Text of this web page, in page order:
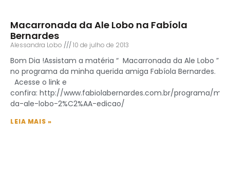
Macarronada da Ale Lobo na Fabíola
Bernardes
Alessandra Lobo 10 de julho de 2013
Bom Dia !Assistam a matéria “ Macarronada da Ale Lobo ”
no programa da minha querida amiga Fabíola Bernardes.
Acesse o link e
confira: http://www.fabiolabernardes.com.br/programa/
da-ale-lobo-2%C2%AA-edicao/
LEIA MAIS »